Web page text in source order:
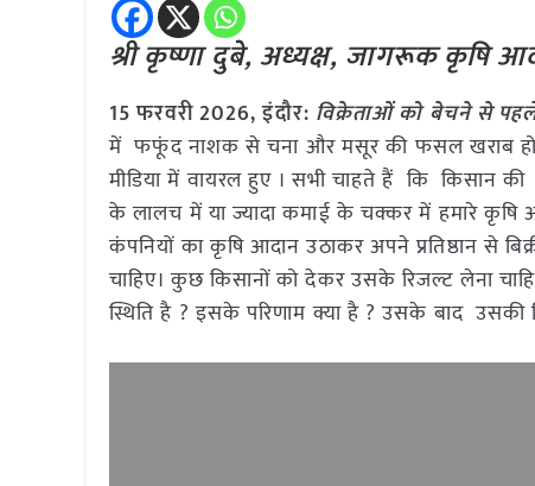
श्री कृष्णा दुबे, अध्यक्ष, जागरूक कृषि
15 फरवरी 2026,इंदौर: विक्रेताओं को बेचने से
में फफूंद नाशक से चना और मसूर की फसल खराब होने
मीडिया में वायरल हुए । सभी चाहते हैं कि किसान
के लालच में या ज्यादा कमाई के चक्कर में हमारे कृषि
कंपनियों का कृषि आदान उठाकर अपने प्रतिष्ठान
चाहिए। कुछ किसानों को देकर उसके रिजल्ट लेना
स्थिति है ? इसके परिणाम क्या है ? उसके बाद उसकी